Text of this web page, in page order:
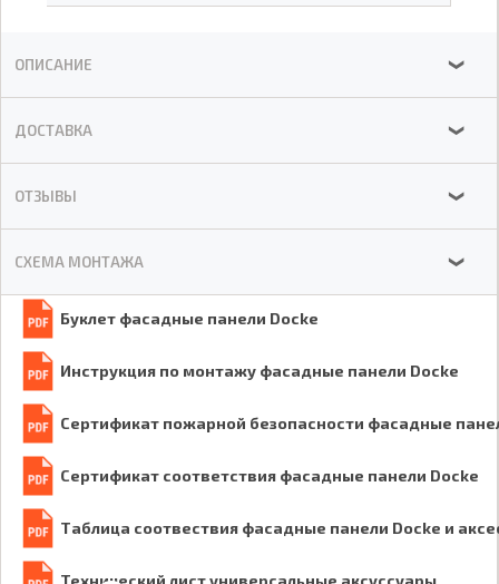
Буклет фасадные панели Docke
Инструкция по монтажу фасадные панели Docke
Сертификат пожарной безопасности фасадные
Сертификат соответствия фасадные панели Docke
Таблица соотвествия фасадные панели Docke и
Технический лист универсальные аксуссуары
ОПИСАНИЕ ❯
ДОСТАВКА ❯
ОТЗЫВЫ ❯
СХЕМА МОНТАЖА ❯